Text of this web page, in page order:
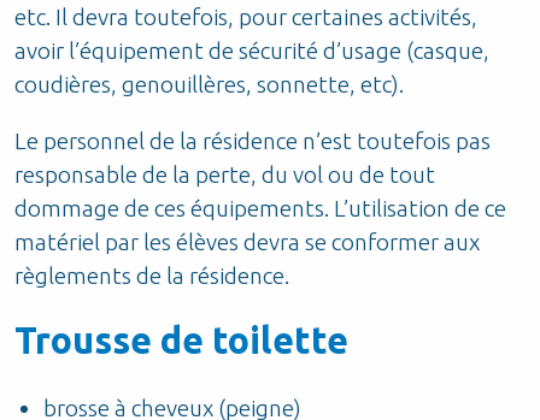
etc. Il devra toutefois, pour certaines activités,
avoir l’équipement de sécurité d’usage (casque,
coudières, genouillères, sonnette, etc).
Le personnel de la résidence n’est toutefois pas
responsable de la perte, du vol ou de tout
dommage de ces équipements. L’utilisation de ce
matériel par les élèves devra se conformer aux
règlements de la résidence.
Trousse de toilette
brosse à cheveux (peigne)